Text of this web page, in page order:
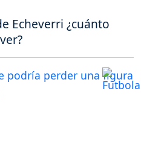
Echeverri ¿cuánto